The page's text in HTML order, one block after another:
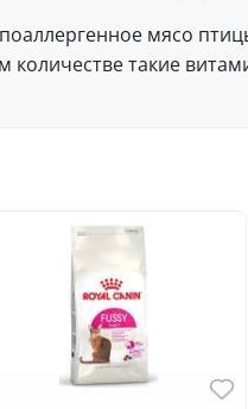
мясо
такие